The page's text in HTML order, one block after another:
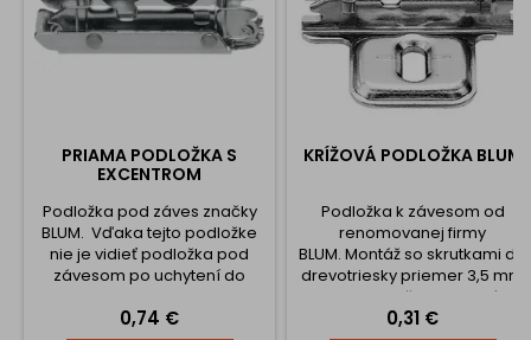
PRIAMA PODLOŽKA S
EXCENTROM
Podložka pod záves značky
BLUM. Vďaka tejto podložke
nie je vidieť podložka pod
závesom po uchytení do
Cena
0,74 €
KRÍŽOVÁ PODLOŽKA BLUM
Podložka k závesom od
renomovanej firmy
BLUM. Montáž so skrutkami do
drevotriesky priemer 3,5 mm
a 4 mm Podložka sa na záves
nacvakáva.
Cena
0,31 €